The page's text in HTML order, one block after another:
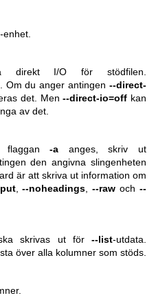
enhet.
direkt I/O för stödfilen.
. Om du anger antingen--direct-
det. Men--direct-io=off kan
av det.
flaggan-a anges, skriv ut
den angivna slingenheten
är att skriva ut information om
,--noheadings ,--raw och --
skrivas ut för --list-utdata.
över alla kolumner som stöds.